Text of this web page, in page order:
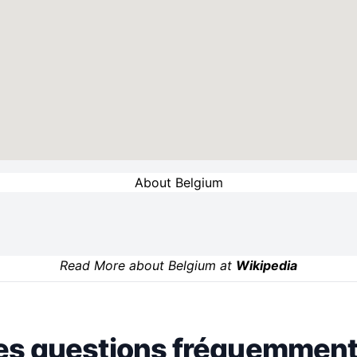
About Belgium
Read More about Belgium at Wikipedia
questions